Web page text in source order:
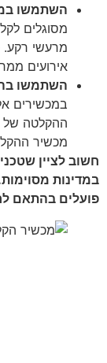
השתמשו
מסוגלים
מרעשי רקע.
אירועים
השתמשו
במכשירים
ההקלטה של
מכשיר
חשוב לציין
במדינות
פועלים בהתאם